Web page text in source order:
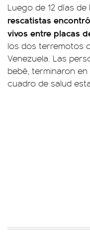
Luego de 12 días de
rescatistas
vivos entre placas
los dos terremotos
Venezuela. Las
bebé, terminaron
cuadro de salud